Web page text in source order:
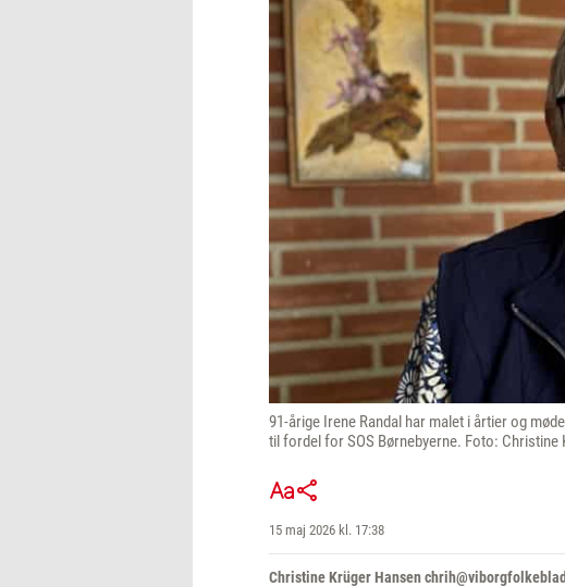
91-årige Irene Randal har malet i årtier og
til fordel for SOS Børnebyerne. Foto: Christine
15 maj 2026 kl. 17:38
Christine Krüger Hansen